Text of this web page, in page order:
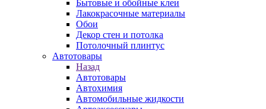
Бытовые и обойные клеи
Лакокрасочные материалы
Обои
Декор стен и потолка
Потолочный плинтус
Автотовары
Назад
Автотовары
Автохимия
Автомобильные жидкости